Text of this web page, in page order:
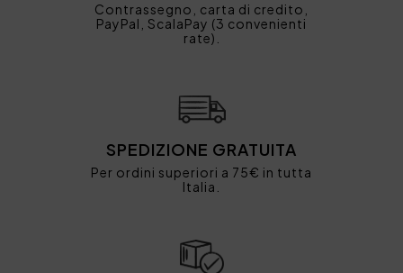
Contrassegno, carta di credito,
PayPal, ScalaPay (3 convenienti
rate).
SPEDIZIONE GRATUITA
Per ordini superiori a 75€ in tutta
Italia.